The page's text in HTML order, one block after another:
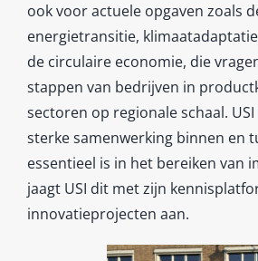
ook voor actuele opgaven zoals
energietransitie,
de circulaire economie, die
stappen van bedrijven in
sectoren op regionale schaal.
sterke samenwerking binnen en
essentieel is in het bereiken van
jaagt USI dit met zijn
innovatieprojecten aan.